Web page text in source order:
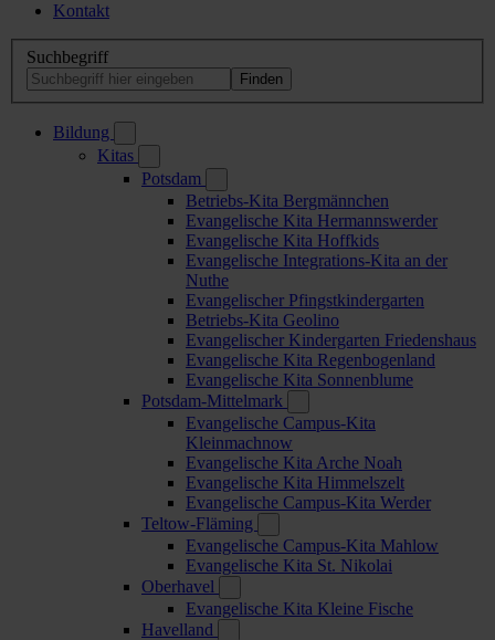
Kontakt
Suchbegriff
Bildung
Kitas
Potsdam
Betriebs-Kita Bergmännchen
Evangelische Kita Hermannswerder
Evangelische Kita Hoffkids
Evangelische Integrations-Kita an der
Nuthe
Evangelischer Pfingstkindergarten
Betriebs-Kita Geolino
Evangelischer Kindergarten Friedenshaus
Evangelische Kita Regenbogenland
Evangelische Kita Sonnenblume
Potsdam-Mittelmark
Evangelische Campus-Kita
Kleinmachnow
Evangelische Kita Arche Noah
Evangelische Kita Himmelszelt
Evangelische Campus-Kita Werder
Teltow-Fläming
Evangelische Campus-Kita Mahlow
Evangelische Kita St. Nikolai
Oberhavel
Evangelische Kita Kleine Fische
Havelland